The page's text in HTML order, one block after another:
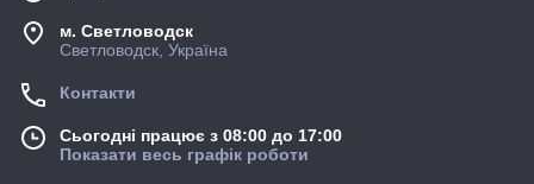
м. Светловодск
Светловодск, Україна
Контакти
Сьогодні працює з 08:00 до 17:00
Показати весь графік роботи